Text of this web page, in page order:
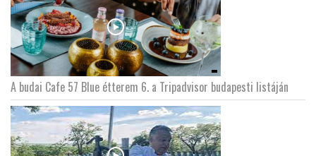
A budai Cafe 57 Blue étterem 6. a Tripadvisor budapesti listáján